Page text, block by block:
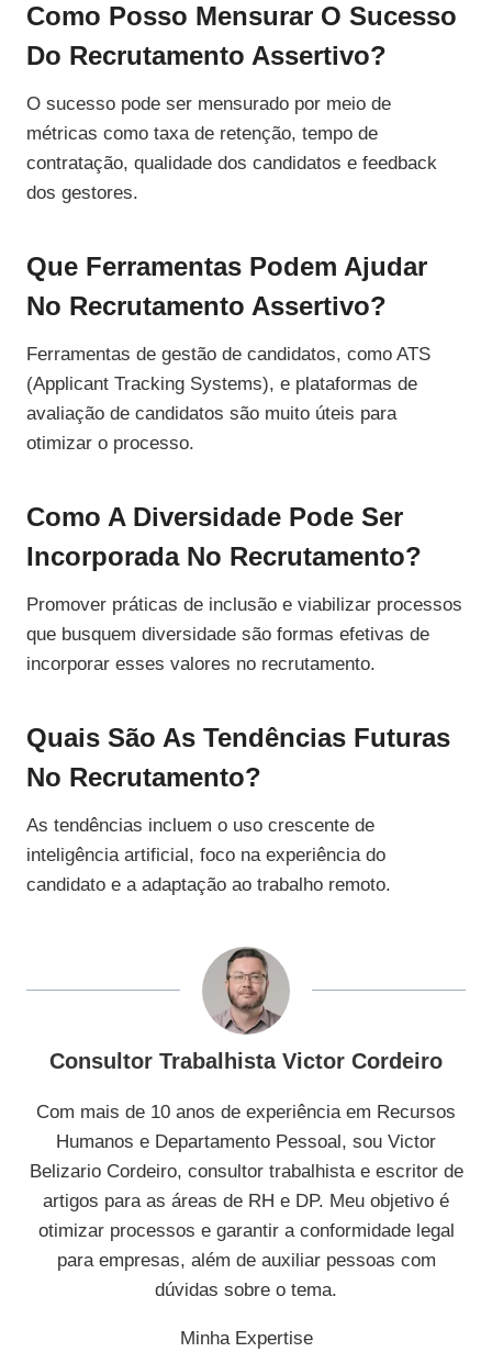
Como Posso Mensurar O Sucesso
Do Recrutamento Assertivo?
O sucesso pode ser mensurado por meio de
métricas como taxa de retenção, tempo de
contratação, qualidade dos candidatos e feedback
dos gestores.
Que Ferramentas Podem Ajudar
No Recrutamento Assertivo?
Ferramentas de gestão de candidatos, como ATS
(Applicant Tracking Systems), e plataformas de
avaliação de candidatos são muito úteis para
otimizar o processo.
Como A Diversidade Pode Ser
Incorporada No Recrutamento?
Promover práticas de inclusão e viabilizar processos
que busquem diversidade são formas efetivas de
incorporar esses valores no recrutamento.
Quais São As Tendências Futuras
No Recrutamento?
As tendências incluem o uso crescente de
inteligência artificial, foco na experiência do
candidato e a adaptação ao trabalho remoto.
Consultor Trabalhista Victor Cordeiro
Com mais de 10 anos de experiência em Recursos
Humanos e Departamento Pessoal, sou Victor
Belizario Cordeiro, consultor trabalhista e escritor de
artigos para as áreas de RH e DP. Meu objetivo é
otimizar processos e garantir a conformidade legal
para empresas, além de auxiliar pessoas com
dúvidas sobre o tema.
Minha Expertise